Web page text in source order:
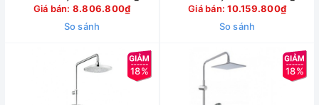
Giá bán: 8.806.800₫
So sánh
Giá bán:10.159.800₫
So sánh
18% 18%